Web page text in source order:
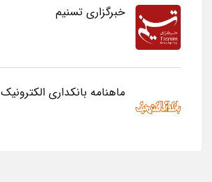
خبرگزاری تسنیم
ماهنامه بانکداری الکترونیک